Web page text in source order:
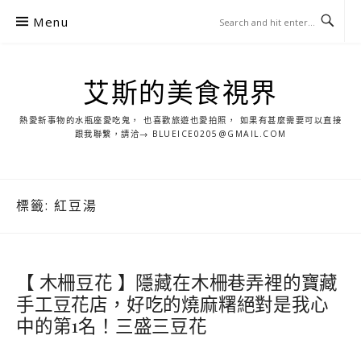
Menu
艾斯的美食視界
熱愛新事物的水瓶座愛吃鬼， 也喜歡旅遊也愛拍照， 如果有甚麼需要可以直接
跟我聯繫，請洽→ BLUEICE0205@GMAIL.COM
標籤: 紅豆湯
【 木柵豆花 】隱藏在木柵巷弄裡的寶藏
手工豆花店，好吃的燒麻糬絕對是我心
中的第1名！三盛三豆花